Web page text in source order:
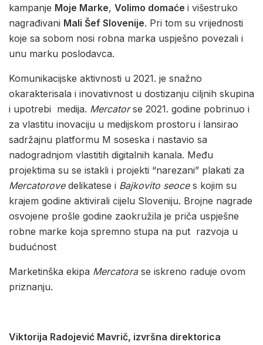
kampanje Moje Marke, Volimo domaće i višestruko
nagrađivani Mali Šef Slovenije. Pri tom su vrijednosti
koje sa sobom nosi robna marka uspješno povezali i
unu marku poslodavca.
Komunikacijske aktivnosti u 2021. je snažno
okarakterisala i inovativnost u dostizanju ciljnih skupina
i upotrebi medija. Mercatorse 2021. godine pobrinuo i
za vlastitu inovaciju u medijskom prostoru i lansirao
sadržajnu platformu M soseska i nastavio sa
nadogradnjom vlastitih digitalnih kanala. Među
projektima su se istakli i projekti “narezani” plakati za
Mercatorove delikatese i Bajkovito seoce s kojim su
krajem godine aktivirali cijelu Sloveniju. Brojne nagrade
osvojene prošle godine zaokružila je priča uspješne
robne marke koja spremno stupa na put razvoja u
budućnost
Marketinška ekipa Mercatora se iskreno raduje ovom
priznanju.
Viktorija Radojević Mavrič, izvršna direktorica